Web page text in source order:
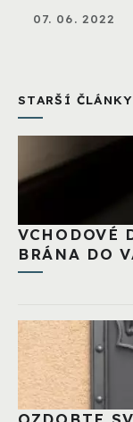
07. 06. 2022
STARŠÍ ČLÁNKY
VCHODOVÉ
BRÁNA DO